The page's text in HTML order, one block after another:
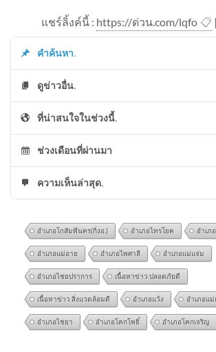
แชร์ลิ้งค์นี้ : https://ด่วน.com/lqfo 📋
คำค้นหา.
ดูข่าวอื่น.
ที่น่าสนใจในช่วงนี้.
ช่วงเดือนที่ผ่านมา
ความเห็นล่าสุด.
อำเภอโกสัมพีนคร(กิ่งอ.) อำเภอไทรโยค อำเภ
อำเภอแม่อาย อำเภอไพศาลี อำเภอแม่แจ่ม
อำเภอไชยปราการ เนื้อหาข่าว ปลอดภัยดี
เนื้อหาข่าว สิ่งแวดล้อมดี อำเภอแว้ง อำเภอแม่
อำเภอไชยา อำเภอโคกโพธิ์ อำเภอโคกเจริญ